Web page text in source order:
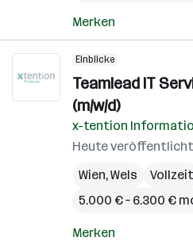
Merken
Einblicke
Teamlead IT
(m/w/d)
x-tention
Heute veröffentlicht
Wien,Wels
Vollzeit
5.000 € – 6.300 €
Merken